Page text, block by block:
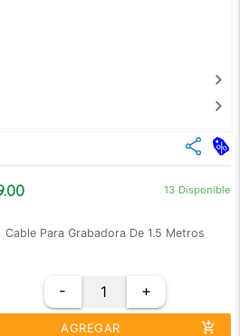
chevron_right
chevron_right
13 Disponible
Cable Para Grabadora De 1.5 Metros
- +
AGREGAR add_shopping_cart